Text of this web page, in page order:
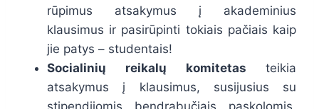
rūpimus atsakymus į akademinius
klausimus ir pasirūpinti tokiais pačiais kaip
jie patys – studentais!
Socialinių reikalų komitetas teikia
atsakymus į klausimus, susijusius su
stipendijomis, bendrabučiais, paskolomis,